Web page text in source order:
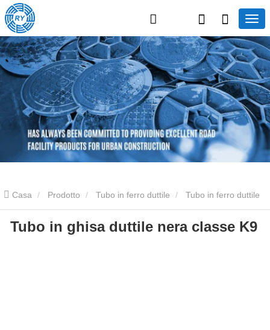
Casa Prodotto Tubo in ferro duttile Tubo in ferro duttile
rivestito in cemento Tubo in ghisa duttile nera classe K9
Tubo in ghisa duttile nera classe K9